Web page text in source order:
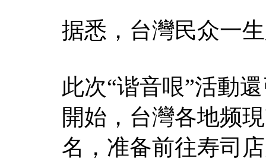
据悉，台灣民众一
此次“谐音哏”活動
開始，台灣各地频
名，准备前往寿司